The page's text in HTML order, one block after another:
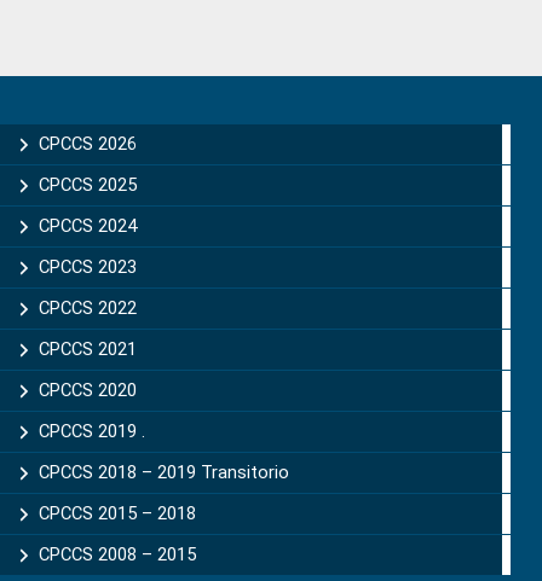
Sidebar
CPCCS 2026
CPCCS 2025
CPCCS 2024
CPCCS 2023
CPCCS 2022
CPCCS 2021
CPCCS 2020
CPCCS 2019 .
CPCCS 2018 – 2019 Transitorio
CPCCS 2015 – 2018
CPCCS 2008 – 2015